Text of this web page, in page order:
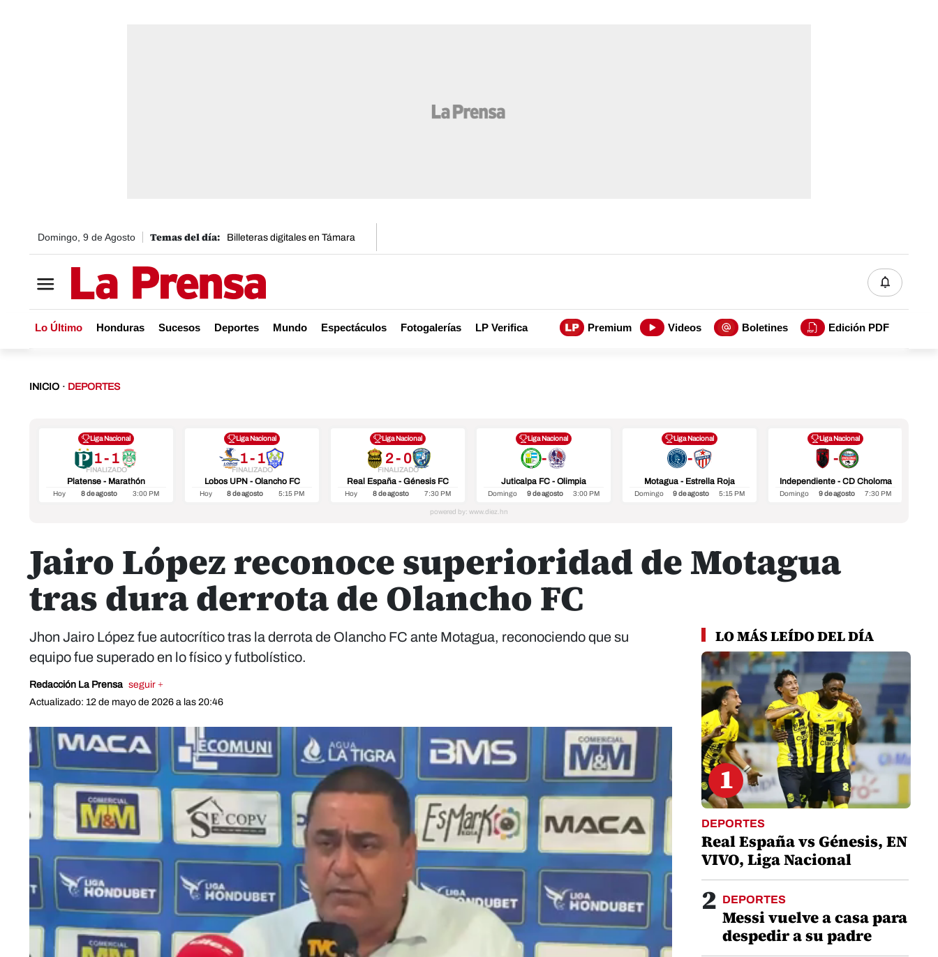
Domingo, 9 de Agosto Billeteras digitales en Támara
Lo Último Honduras Sucesos Deportes Mundo Espectáculos Fotogalerías LP Verifica Premium Videos Boletines Edición PDF
INICIO · DEPORTES
Liga Nacional
1 - 1
FINALIZADO
Platense - Marathón
Hoy 8 de agosto 3:00 PM
Liga Nacional
1 - 1
FINALIZADO
Lobos UPN - Olancho FC
Hoy 8 de agosto 5:15 PM
Liga Nacional
2 - 0
FINALIZADO
Real España - Génesis FC
Hoy 8 de agosto 7:30 PM
Liga Nacional
-
Juticalpa FC - Olimpia
Domingo 9 de agosto 3:00 PM
Liga Nacional
-
Motagua - Estrella Roja
Domingo 9 de agosto 5:15 PM
Liga Nacional
-
Independiente - CD Choloma
Domingo 9 de agosto 7:30 PM
Jairo López reconoce superioridad de Motagua
tras dura derrota de Olancho FC
Jhon Jairo López fue autocrítico tras la derrota de Olancho FC ante Motagua, reconociendo que su
equipo fue superado en lo físico y futbolístico.
Redacción La Prensa seguir +
Actualizado: 12 de mayo de 2026 a las 20:46
LO MÁS LEÍDO DEL DÍA
1
DEPORTES
Real España vs Génesis, EN
VIVO, Liga Nacional
2 DEPORTES
Messi vuelve a casa para
despedir a su padre